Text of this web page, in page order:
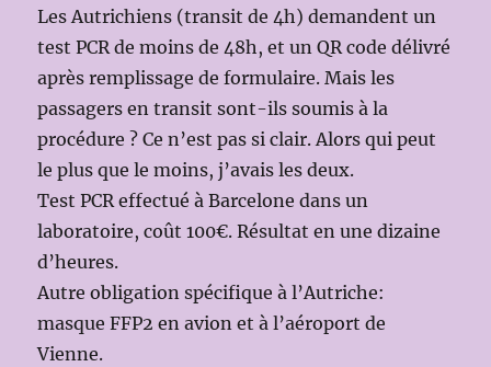
Les Autrichiens (transit de 4h) demandent un
test PCR de moins de 48h, et un QR code délivré
après remplissage de formulaire. Mais les
passagers en transit sont-ils soumis à la
procédure ? Ce n’est pas si clair. Alors qui peut
le plus que le moins, j’avais les deux.
Test PCR effectué à Barcelone dans un
laboratoire, coût 100€. Résultat en une dizaine
d’heures.
Autre obligation spécifique à l’Autriche:
masque FFP2 en avion et à l’aéroport de
Vienne.